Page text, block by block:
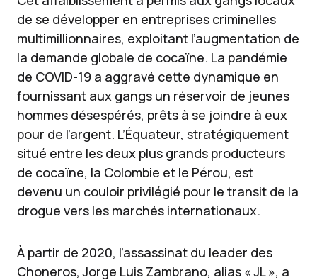
de se développer en entreprises criminelles
multimillionnaires, exploitant l’augmentation de
la demande globale de cocaïne. La pandémie
de COVID-19 a aggravé cette dynamique en
fournissant aux gangs un réservoir de jeunes
hommes désespérés, prêts à se joindre à eux
pour de l’argent. L’Équateur, stratégiquement
situé entre les deux plus grands producteurs
de cocaïne, la Colombie et le Pérou, est
devenu un couloir privilégié pour le transit de la
drogue vers les marchés internationaux.
À partir de 2020, l’assassinat du leader des
Choneros, Jorge Luis Zambrano, alias « JL », a